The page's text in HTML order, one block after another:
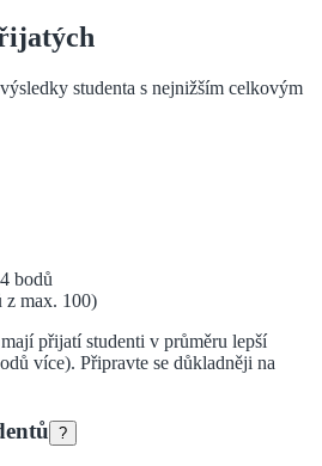
studenta s nejnižším celkovým
bodů
z max. 100)
přijatí studenti v průměru lepší
více). Připravte se důkladněji na
?